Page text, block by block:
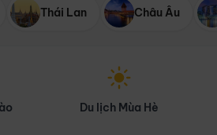
Thái Lan Châu Âu
Du lịch Mùa Thu